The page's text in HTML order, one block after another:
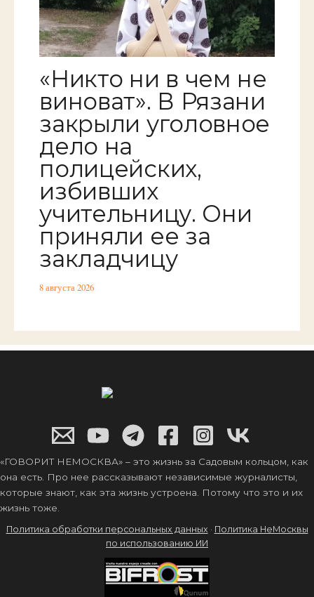
«Никто ни в чем не
виноват». В Рязани
закрыли уголовное
дело на
полицейских,
избивших
учительницу. Они
приняли ее за
закладчицу
8 августа 2026
«ГОВОРИТ НЕМОСКВА» – это жизнь за Садовым кольцом, как
она есть. Про нее рассказывают независимые журналисты,
которые знают, как эта жизнь устроена. Потому что это и их
жизнь тоже.
Политика обработки персональных данных · Политика НеМосквы
по использованию ИИ